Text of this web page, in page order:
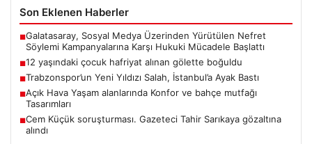
Son Eklenen Haberler
■Galatasaray, Sosyal Medya Üzerinden Yürütülen Nefret
Söylemi Kampanyalarına Karşı Hukuki Mücadele Başlattı
■12 yaşındaki çocuk hafriyat alınan gölette boğuldu
■Trabzonspor’un Yeni Yıldızı Salah, İstanbul’a Ayak Bastı
■Açık Hava Yaşam alanlarında Konfor ve bahçe mutfağı
Tasarımları
■Cem Küçük soruşturması. Gazeteci Tahir Sarıkaya gözaltına
alındı